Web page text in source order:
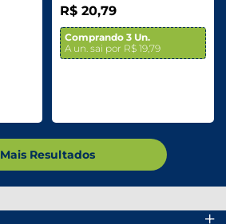
R$ 20,79
Comprando 3 Un.
A un. sai por R$ 19,79
Mais Resultados